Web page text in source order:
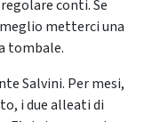
conti. Se
metterci una
tombale.
Salvini. Per mesi,
i due alleati di